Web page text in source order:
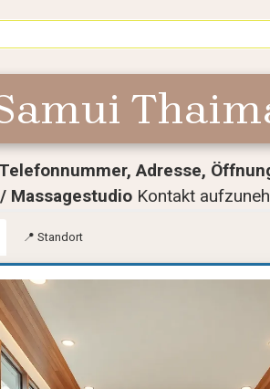
Telefonnummer, Adresse,
Massagestudio Kontakt
📍 Standort